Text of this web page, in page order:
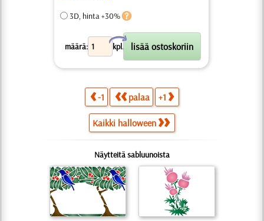
3D, hinta +30%
määrä: kpl.
X
-1 palaa +1
Kaikki halloween
Näytteitä sabluunoista